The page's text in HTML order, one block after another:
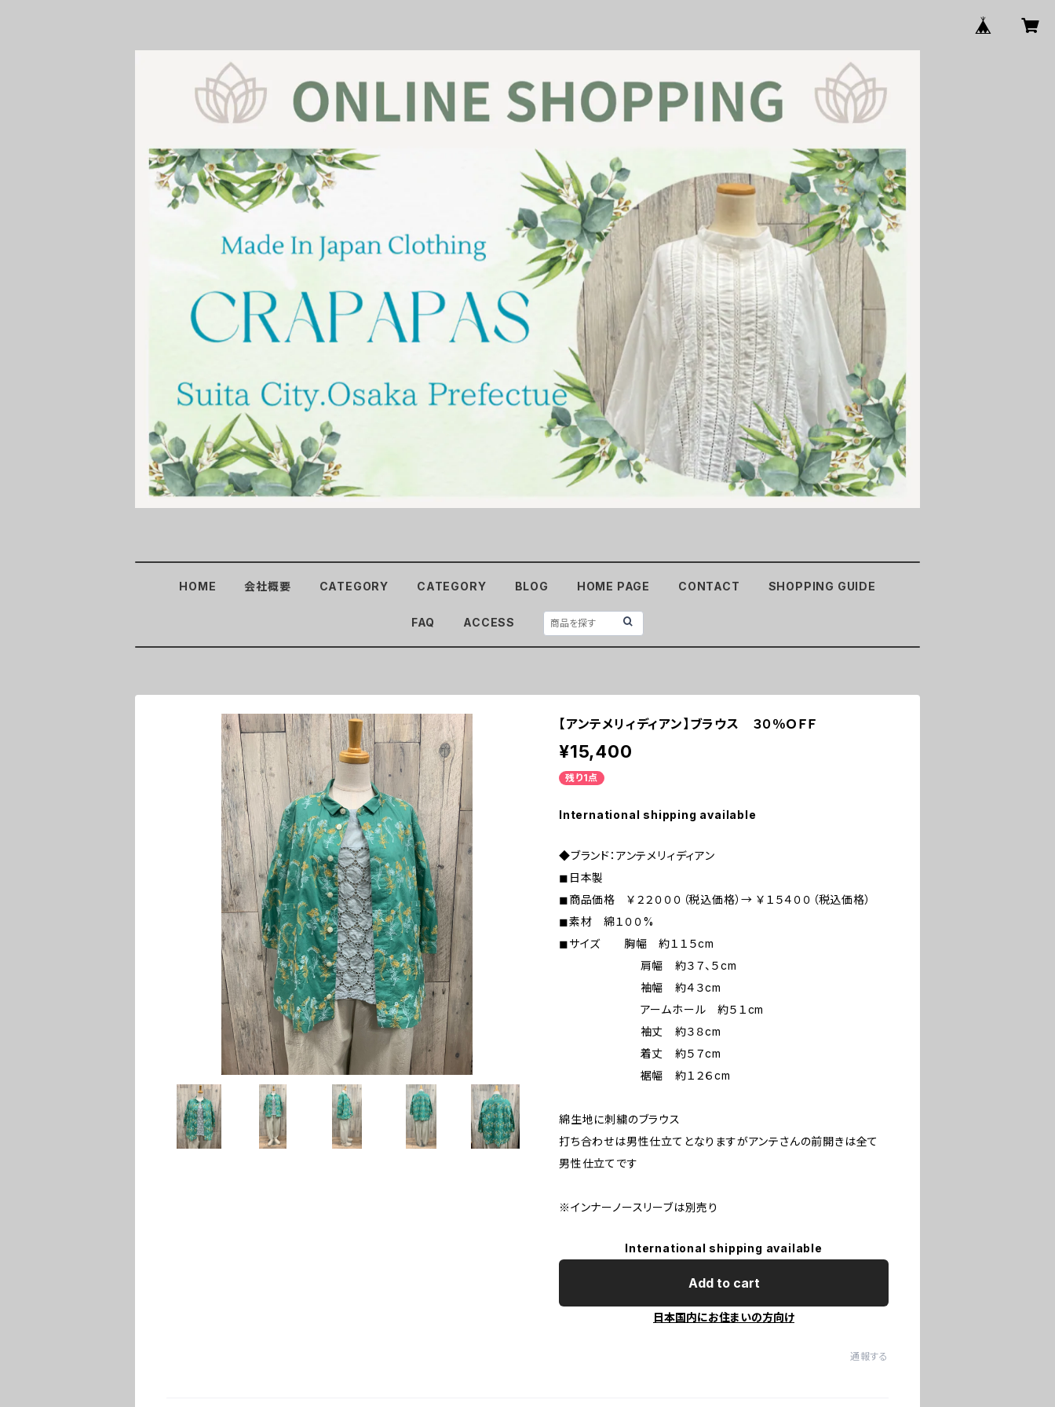
HOME 会社概要 CATEGORY CATEGORY BLOG HOME PAGE CONTACT SHOPPING GUIDE
FAQ ACCESS
【アンテメリィディアン】ブラウス ３０％ＯＦＦ
¥15,400
残り1点
International shipping available
◆ブランド：アンテメリィディアン
◼︎日本製
◼︎商品価格 ￥２２０００（税込価格）→ ￥１５４００（税込価格）
◼︎素材 綿１００%
◼︎サイズ 胸幅 約１１５cm
肩幅 約３７、５cm
袖幅 約４３cm
アームホール 約５１cm
袖丈 約３８cm
着丈 約５７cm
裾幅 約１２６cm
綿生地に刺繍のブラウス
打ち合わせは男性仕立てとなりますがアンテさんの前開きは全て
男性仕立てです
※インナーノースリーブは別売り
International shipping available
Add to cart
日本国内にお住まいの方向け
通報する